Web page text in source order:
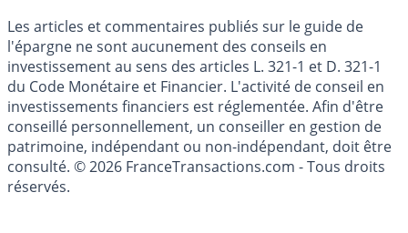
Cookies
Les articles et commentaires publiés sur le guide de
l'épargne ne sont aucunement des conseils en
investissement au sens des articles L. 321-1 et D. 321-1
du Code Monétaire et Financier. L'activité de conseil en
investissements financiers est réglementée. Afin d'être
conseillé personnellement, un conseiller en gestion de
patrimoine, indépendant ou non-indépendant, doit être